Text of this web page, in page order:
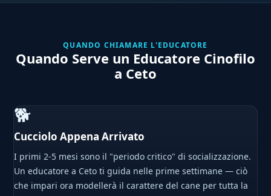
QUANDO CHIAMARE L'EDUCATORE
Quando Serve un Educatore Cinofilo
a Ceto
🐕
Cucciolo Appena Arrivato
I primi 2-5 mesi sono il "periodo critico" di socializzazione.
Un educatore a Ceto ti guida nelle prime settimane — ciò
che impari ora modellerà il carattere del cane per tutta la